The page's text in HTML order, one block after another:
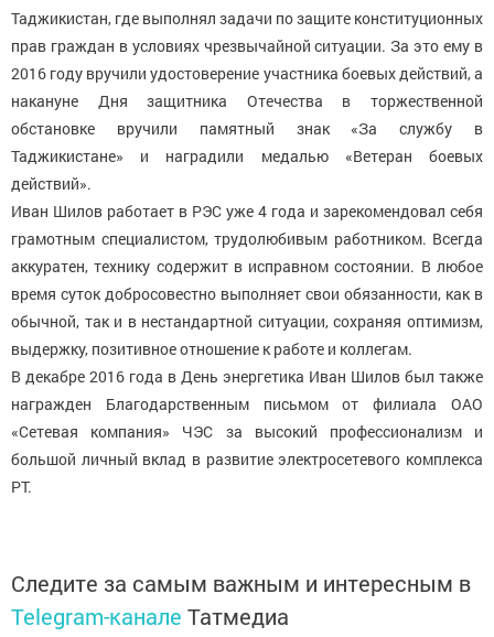
Таджикистан, где выполнял задачи по защите конституционных
прав граждан в условиях чрезвычайной ситуации. За это ему в
2016 году вручили удостоверение участника боевых действий, а
накануне Дня защитника Отечества в торжественной
обстановке вручили памятный знак «За службу в
Таджикистане» и наградили медалью «Ветеран боевых
действий».
Иван Шилов работает в РЭС уже 4 года и зарекомендовал себя
грамотным специалистом, трудолюбивым работником. Всегда
аккуратен, технику содержит в исправном состоянии. В любое
время суток добросовестно выполняет свои обязанности, как в
обычной, так и в нестандартной ситуации, сохраняя оптимизм,
выдержку, позитивное отношение к работе и коллегам.
В декабре 2016 года в День энергетика Иван Шилов был также
награжден Благодарственным письмом от филиала ОАО
«Сетевая компания» ЧЭС за высокий профессионализм и
большой личный вклад в развитие электросетевого комплекса
РТ.
Следите за самым важным и интересным в
Telegram-канале Татмедиа